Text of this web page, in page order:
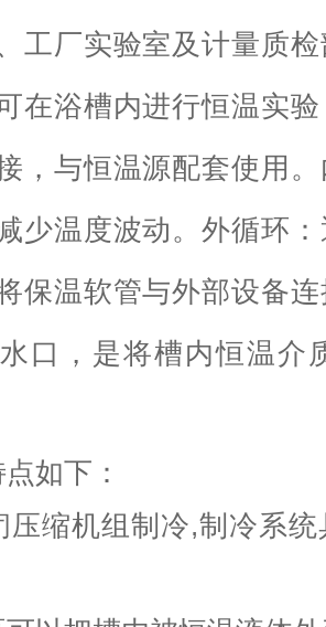
工厂实验室及计量质
在浴槽内进行恒温实
，与恒温源配套使用
少温度波动。外循环
保温软管与外部设备
口，是将槽内恒温介
如下：
压缩机组制冷,制冷系